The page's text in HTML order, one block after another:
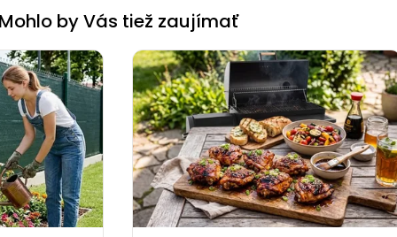
Mohlo by Vás tiež zaujímať